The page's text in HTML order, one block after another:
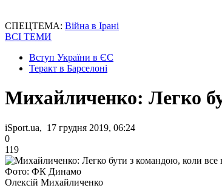
СПЕЦТЕМА: Війна в Ірані
ВСІ ТЕМИ
Вступ України в ЄС
Теракт в Барселоні
Михайличенко: Легко
iSport.ua, 17 грудня 2019, 06:24
0
119
Фото: ФК Динамо
Олексій Михайличенко